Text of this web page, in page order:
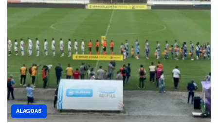
ALAGOAS